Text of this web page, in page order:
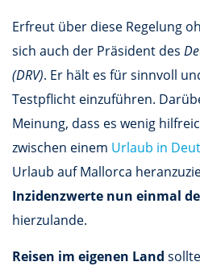
Erfreut über diese Regelung
sich auch der Präsident des
(DRV). Er hält es für sinnvoll
Testpflicht einzuführen.
Meinung, dass es wenig
zwischen einem Urlaub in
Urlaub auf Mallorca
Inzidenzwerte nun einmal
hierzulande.
Reisen im eigenen Land